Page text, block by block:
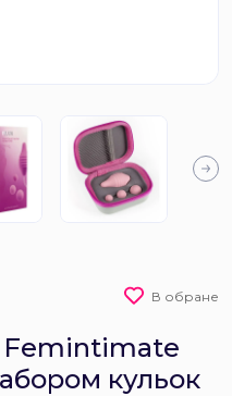
В обране
Femintimate
кульок